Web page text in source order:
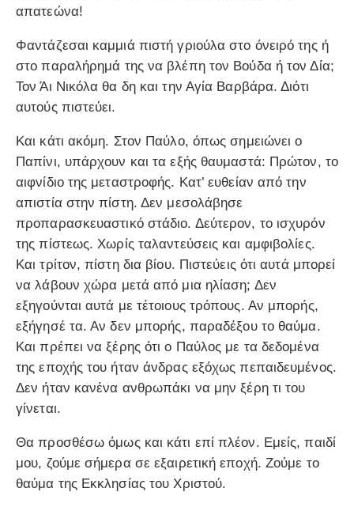
απατεώνα!
Φαντάζεσαι καμμιά πιστή γριούλα στο όνειρό της ή
στο παραλήρημά της να βλέπη τον Βούδα ή τον Δία;
Τον Άι Νικόλα θα δη και την Αγία Βαρβάρα. Διότι
αυτούς πιστεύει.
Και κάτι ακόμη. Στον Παύλο, όπως σημειώνει ο
Παπίνι, υπάρχουν και τα εξής θαυμαστά: Πρώτον, το
αιφνίδιο της μεταστροφής. Κατ’ ευθείαν από την
απιστία στην πίστη. Δεν μεσολάβησε
προπαρασκευαστικό στάδιο. Δεύτερον, το ισχυρόν
της πίστεως. Χωρίς ταλαντεύσεις και αμφιβολίες.
Και τρίτον, πίστη δια βίου. Πιστεύεις ότι αυτά μπορεί
να λάβουν χώρα μετά από μια ηλίαση; Δεν
εξηγούνται αυτά με τέτοιους τρόπους. Αν μπορής,
εξήγησέ τα. Αν δεν μπορής, παραδέξου το θαύμα.
Και πρέπει να ξέρης ότι ο Παύλος με τα δεδομένα
της εποχής του ήταν άνδρας εξόχως πεπαιδευμένος.
Δεν ήταν κανένα ανθρωπάκι να μην ξέρη τι του
γίνεται.
Θα προσθέσω όμως και κάτι επί πλέον. Εμείς, παιδί
μου, ζούμε σήμερα σε εξαιρετική εποχή. Ζούμε το
θαύμα της Εκκλησίας του Χριστού.